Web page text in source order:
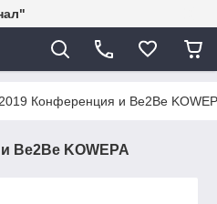
Конференция и Be2Be
Be2Be KOWEPA